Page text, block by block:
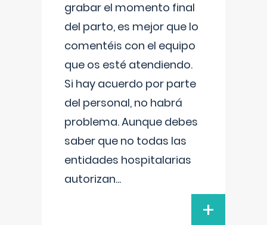
grabar el momento final
del parto, es mejor que lo
comentéis con el equipo
que os esté atendiendo.
Si hay acuerdo por parte
del personal, no habrá
problema. Aunque debes
saber que no todas las
entidades hospitalarias
autorizan...
+